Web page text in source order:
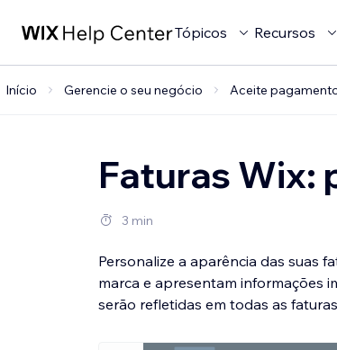
Tópicos Recursos
Início Gerencie o seu negócio Aceite
Faturas Wix:
3 min
Personalize a aparência das suas
marca e apresentam informações
serão refletidas em todas as